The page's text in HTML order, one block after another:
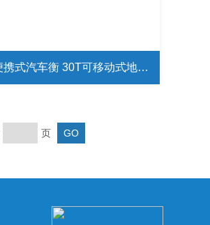
30吨便携式汽车衡 30T可移动式地磅秤
页